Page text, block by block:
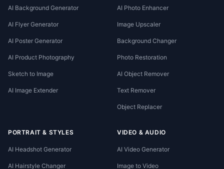
AI Background Generator
AI Flyer Generator
AI Poster Generator
AI Product Photography
Sketch to Image
AI Image Extender
AI Photo Enhancer
Image Upscaler
Background Changer
Photo Restoration
AI Object Remover
Text Remover
Object Replacer
PORTRAIT & STYLES
AI Headshot Generator
AI Hairstyle Changer
VIDEO & AUDIO
AI Video Generator
Image to Video